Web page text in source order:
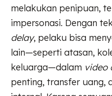
melakukan penipuan,
impersonasi. Dengan
delay, pelaku bisa
lain—seperti atasan,
keluarga—dalam video
penting, transfer uang,